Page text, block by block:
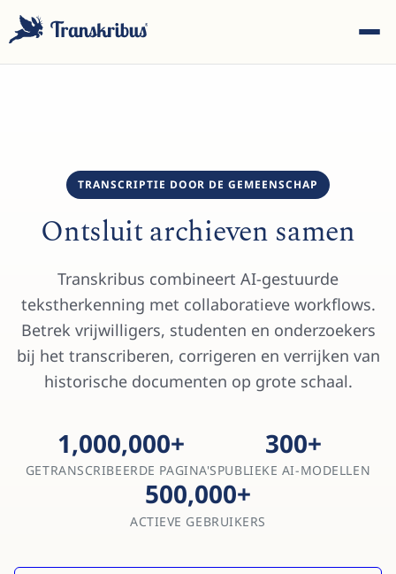
Begin met typen om te zoeken in modellen, sites en
blogberichten...
TRANSCRIPTIE DOOR DE GEMEENSCHAP
Ontsluit archieven samen
Transkribus combineert AI-gestuurde
tekstherkenning met collaboratieve workflows.
Betrek vrijwilligers, studenten en onderzoekers
bij het transcriberen, corrigeren en verrijken van
historische documenten op grote schaal.
1,000,000+
GETRANSCRIBEERDE PAGINA'S
300+
PUBLIEKE AI-MODELLEN
500,000+
ACTIEVE GEBRUIKERS